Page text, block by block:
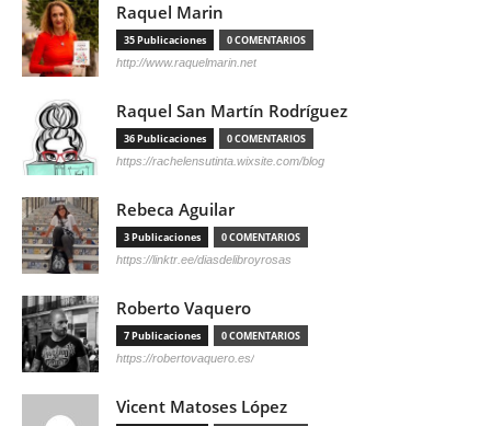
Raquel Marin
35 Publicaciones 0 COMENTARIOS
http://www.raquelmarin.net
Raquel San Martín Rodríguez
36 Publicaciones 0 COMENTARIOS
https://rachelensutinta.wixsite.com/blog
Rebeca Aguilar
3 Publicaciones 0 COMENTARIOS
https://linktr.ee/diasdelibroyrosas
Roberto Vaquero
7 Publicaciones 0 COMENTARIOS
https://robertovaquero.es/
Vicent Matoses López